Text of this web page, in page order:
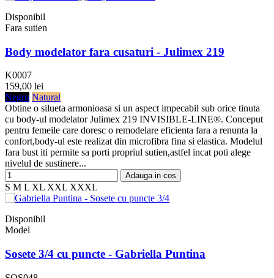
Disponibil
Fara sutien
Body modelator fara cusaturi - Julimex 219
K0007
159,00 lei
Negru Natural
Obtine o silueta armonioasa si un aspect impecabil sub orice tinuta
cu body-ul modelator Julimex 219 INVISIBLE-LINE®. Conceput
pentru femeile care doresc o remodelare eficienta fara a renunta la
confort,body-ul este realizat din microfibra fina si elastica. Modelul
fara bust iti permite sa porti propriul sutien,astfel incat poti alege
nivelul de sustinere...
Adauga in cos
S M L XL XXL XXXL
Disponibil
Model
Sosete 3/4 cu puncte - Gabriella Puntina